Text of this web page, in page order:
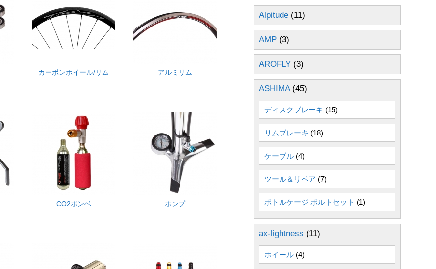
カーボンホイール/リム アルミリム
CO2ボンベ ポンプ
Alpitude (11)
AMP (3)
AROFLY (3)
ASHIMA(45)
ディスクブレーキ (15)
リムブレーキ (18)
ケーブル (4)
ツール＆リペア (7)
ボトルケージ ボルトセット (1)
ax-lightness (11)
ホイール (4)